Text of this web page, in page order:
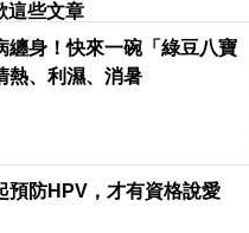
這些文章
纏身！快來一碗「綠豆八寶
熱、利濕、消暑
預防HPV，才有資格說愛